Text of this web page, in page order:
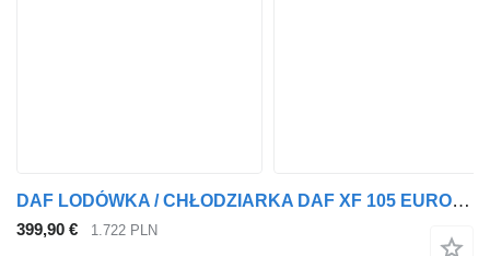
DAF LODÓWKA / CHŁODZIARKA DAF XF 105 EURO 5 1845851 hladnjak za auto za tegljača
399,90 € 1.722 PLN